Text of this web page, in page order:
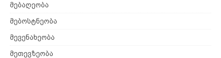
მებაღეობა
მებოსტნეობა
მევენახეობა
მეთევზეობა